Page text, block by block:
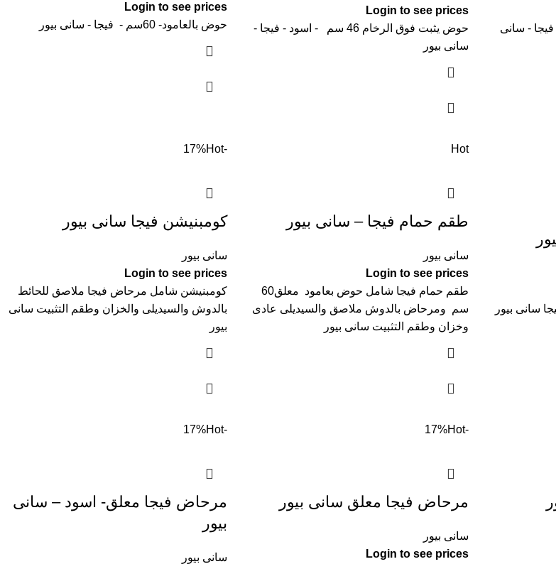
46 سم - فيجا - سانى
Login to see prices
حوض يثبت فوق الرخام 46 سم - اسود - فيجا -
سانى بيور
Login to see prices
حوض بالعامود- 60سم - فيجا - سانى بيور
Hot
طقم حمام فيجا – سانى بيور
سانى بيور
Login to see prices
طقم حمام فيجا شامل حوض بعامود معلق60
سم ومرحاض بالدوش ملاصق والسيديلى عادى
وخزان وطقم التثبيت سانى بيور
-17%
Hot
كومبنيشن فيجا سانى بيور
سانى بيور
Login to see prices
كومبنيشن شامل مرحاض فيجا ملاصق للحائط
بالدوش والسيديلى والخزان وطقم التثبيت سانى
بيور
-17%
Hot
مرحاض فيجا معلق سانى بيور
سانى بيور
Login to see prices
-17%
Hot
مرحاض فيجا معلق- اسود – سانى
بيور
سانى بيور